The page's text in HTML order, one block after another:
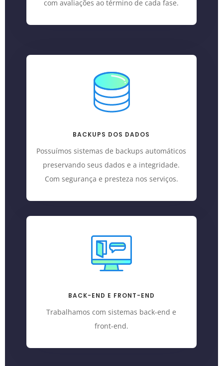
com avaliações ao término de cada fase.
BACKUPS DOS DADOS
Possuímos sistemas de backups automáticos
preservando seus dados e a integridade.
Com segurança e presteza nos serviços.
BACK-END E FRONT-END
Trabalhamos com sistemas back-end e
front-end.